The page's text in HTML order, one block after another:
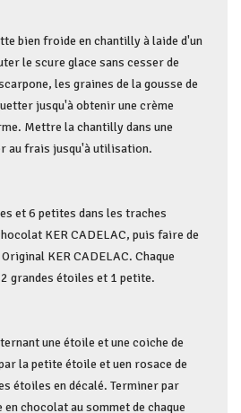
bien froide en chantilly à laide d'un
le scure glace sans cesser de
les graines de la gousse de
jusqu'à obtenir une crème
Mettre la chantilly dans une
au frais jusqu'à utilisation.
et 6 petites dans les traches
KER CADELAC, puis faire de
KER CADELAC. Chaque
grandes étoiles et 1 petite.
une étoile et une coiche de
la petite étoile et uen rosace de
étoiles en décalé. Terminer par
chocolat au sommet de chaque